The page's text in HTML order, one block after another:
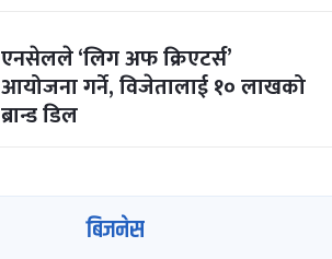
एनसेलले ‘लिग अफ क्रिएटर्स’
आयोजना गर्ने, विजेतालाई १० लाखको
ब्रान्ड डिल
बिजनेस